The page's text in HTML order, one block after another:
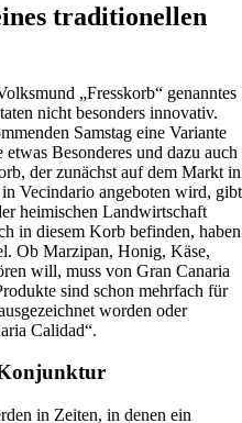
traditionellen
„Fresskorb“ genanntes
nicht besonders innovativ.
Samstag eine Variante
Besonderes und dazu auch
der zunächst auf dem Markt in
Vecindario angeboten wird, gibt
heimischen Landwirtschaft
in diesem Korb befinden, haben
Ob Marzipan, Honig, Käse,
will, muss von Gran Canaria
sind schon mehrfach für
worden oder
Calidad“.
in Zeiten, in denen ein